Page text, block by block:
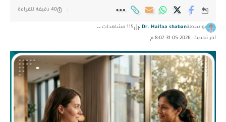
آخر تحديث: 2026-05-31 8:07 م
بواسطةDr. Haifaa shaban 115 مشاهدات
40 دقيقة للقراءة